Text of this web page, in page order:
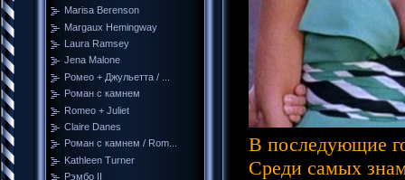
Marisa Berenson
Margaux Hemingway
Laura Ramsey
Jena Malone
Ромео + Джульетта / ...
Роман с камнем
Romeo + Juliet
Claire Danes
Роман с камнем / Rom...
Kathleen Turner
Рэмбо II
В последующие
Среди самых